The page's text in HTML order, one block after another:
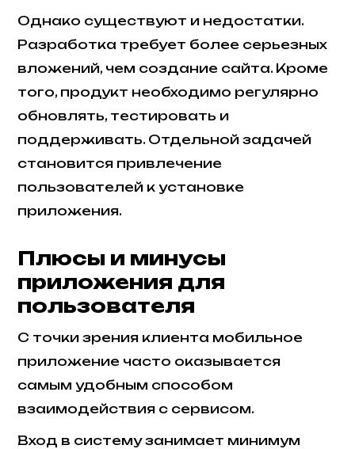
Однако существуют и недостатки.
Разработка требует более серьезных
вложений, чем создание сайта. Кроме
того, продукт необходимо регулярно
обновлять, тестировать и
поддерживать. Отдельной задачей
становится привлечение
пользователей к установке
приложения.
Плюсы и минусы
приложения для
пользователя
С точки зрения клиента мобильное
приложение часто оказывается
самым удобным способом
взаимодействия с сервисом.
Вход в систему занимает минимум